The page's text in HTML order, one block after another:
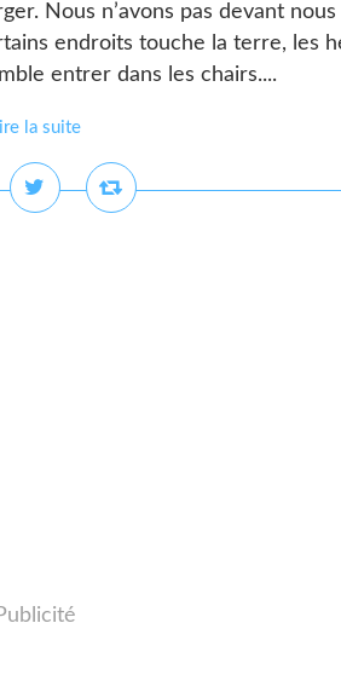
Nous n’avons pas devant
endroits touche la terre, les
entrer dans les chairs....
la suite